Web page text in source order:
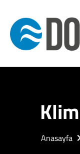
Anasayfa